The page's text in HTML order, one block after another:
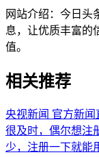
网站介绍： 今日头
息，让优质丰富的
值。
相关推荐
央视新闻 官方新闻
很及时，偶尔想注
少，注册一下就能